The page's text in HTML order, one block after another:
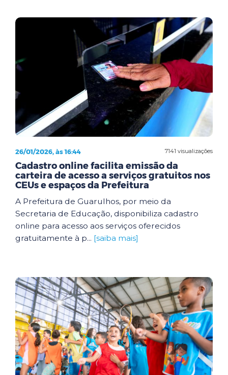
7141 visualizações
26/01/2026, às 16:44
Cadastro online facilita emissão da
carteira de acesso a serviços gratuitos nos
CEUs e espaços da Prefeitura
A Prefeitura de Guarulhos, por meio da
Secretaria de Educação, disponibiliza cadastro
online para acesso aos serviços oferecidos
gratuitamente à p... [saiba mais]